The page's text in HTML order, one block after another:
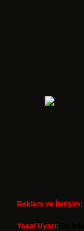
Reklam ve İletişim:
Yasal Uyarı: